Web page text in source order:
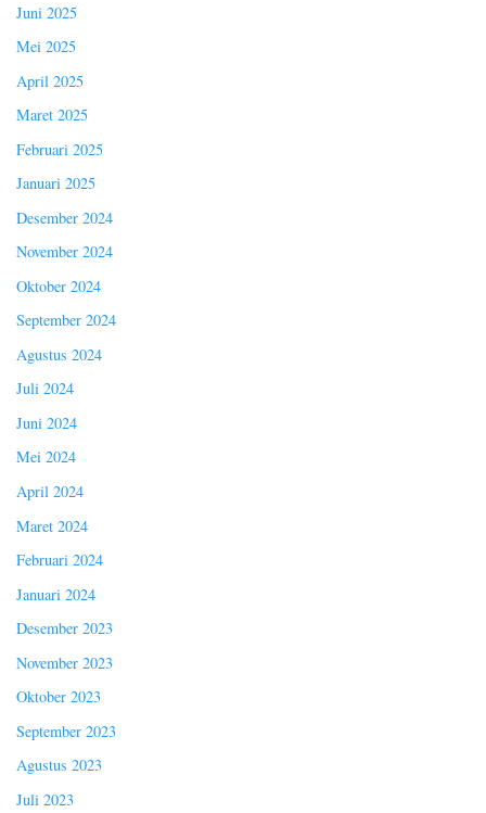
Juni 2025
Mei 2025
April 2025
Maret 2025
Februari 2025
Januari 2025
Desember 2024
November 2024
Oktober 2024
September 2024
Agustus 2024
Juli 2024
Juni 2024
Mei 2024
April 2024
Maret 2024
Februari 2024
Januari 2024
Desember 2023
November 2023
Oktober 2023
September 2023
Agustus 2023
Juli 2023